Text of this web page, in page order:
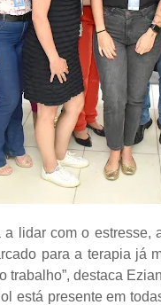
lidar com o
para a terapia já
trabalho”, destaca
está presente em